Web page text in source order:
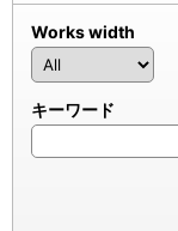
Works width
キーワード